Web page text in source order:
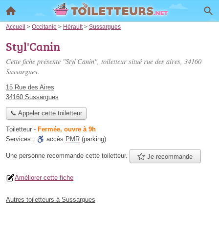
Accueil > Occitanie > Hérault > Sussargues
Styl'Canin
Cette fiche présente "Styl'Canin", toiletteur situé rue des aires, 34160
Sussargues.
15 Rue des Aires
34160 Sussargues
📞 Appeler cette toiletteur
Toiletteur - Fermée, ouvre à 9h
Services :
accès PMR (parking)
Une personne recommande cette toiletteur. Je recommande
Améliorer cette fiche
Autres toiletteurs à Sussargues